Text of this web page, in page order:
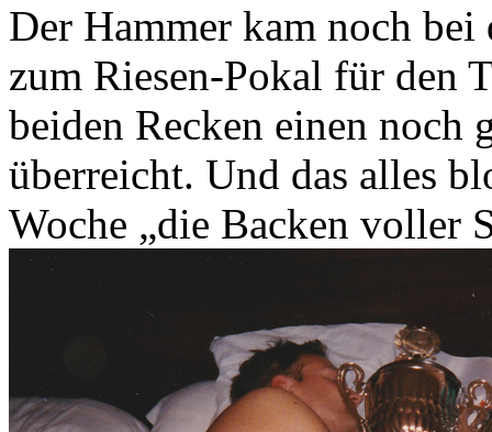
Der Hammer kam noch
zum Riesen-Pokal für den
beiden Recken einen noch
überreicht. Und das alles
Woche „die Backen voller